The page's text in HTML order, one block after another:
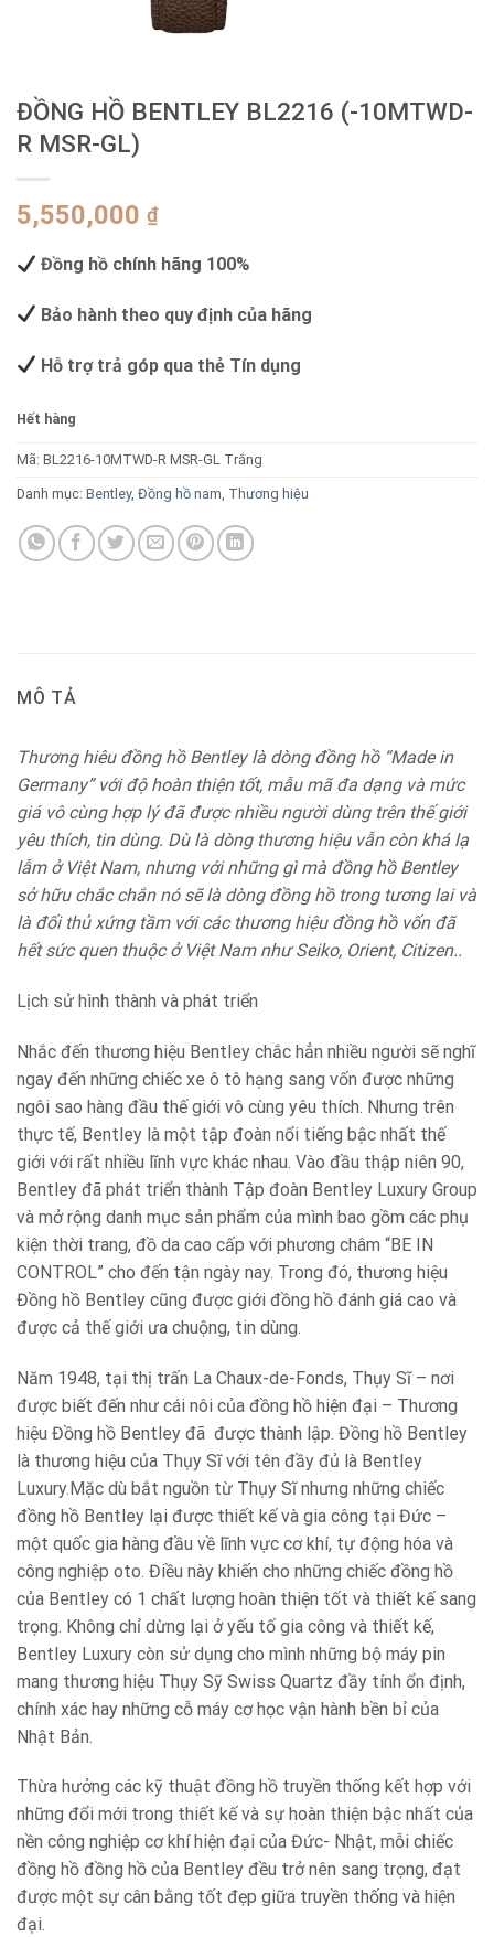
ĐỒNG HỒ BENTLEY BL2216 (-10MTWD-
R MSR-GL)
5,550,000 ₫
Đồng hồ chính hãng 100%
Bảo hành theo quy định của hãng
Hỗ trợ trả góp qua thẻ Tín dụng
Hết hàng
Mã: BL2216-10MTWD-R MSR-GL Trắng
Danh mục: Bentley, Đồng hồ nam, Thương hiệu
MÔ TẢ
Thương hiêu đồng hồ Bentley là dòng đồng hồ “Made in
Germany” với độ hoàn thiện tốt, mẫu mã đa dạng và mức
giá vô cùng hợp lý đã được nhiều người dùng trên thế giới
yêu thích, tin dùng. Dù là dòng thương hiệu vẫn còn khá lạ
lẫm ở Việt Nam, nhưng với những gì mà đồng hồ Bentley
sở hữu chắc chắn nó sẽ là dòng đồng hồ trong tương lai và
là đối thủ xứng tầm với các thương hiệu đồng hồ vốn đã
hết sức quen thuộc ở Việt Nam như Seiko, Orient, Citizen..
Lịch sử hình thành và phát triển
Nhắc đến thương hiệu Bentley chắc hẳn nhiều người sẽ nghĩ
ngay đến những chiếc xe ô tô hạng sang vốn được những
ngôi sao hàng đầu thế giới vô cùng yêu thích. Nhưng trên
thực tế, Bentley là một tập đoàn nổi tiếng bậc nhất thế
giới với rất nhiều lĩnh vực khác nhau. Vào đầu thập niên 90,
Bentley đã phát triển thành Tập đoàn Bentley Luxury Group
và mở rộng danh mục sản phẩm của mình bao gồm các phụ
kiện thời trang, đồ da cao cấp với phương châm “BE IN
CONTROL” cho đến tận ngày nay. Trong đó, thương hiệu
Đồng hồ Bentley cũng được giới đồng hồ đánh giá cao và
được cả thế giới ưa chuộng, tin dùng.
Năm 1948, tại thị trấn La Chaux-de-Fonds, Thụy Sĩ – nơi
được biết đến như cái nôi của đồng hồ hiện đại – Thương
hiệu Đồng hồ Bentley đã được thành lập. Đồng hồ Bentley
là thương hiệu của Thụy Sĩ với tên đầy đủ là Bentley
Luxury.Mặc dù bắt nguồn từ Thụy Sĩ nhưng những chiếc
đồng hồ Bentley lại được thiết kế và gia công tại Đức –
một quốc gia hàng đầu về lĩnh vực cơ khí, tự động hóa và
công nghiệp oto. Điều này khiến cho những chiếc đồng hồ
của Bentley có 1 chất lượng hoàn thiện tốt và thiết kế sang
trọng. Không chỉ dừng lại ở yếu tố gia công và thiết kế,
Bentley Luxury còn sử dụng cho mình những bộ máy pin
mang thương hiệu Thụy Sỹ Swiss Quartz đầy tính ổn định,
chính xác hay những cỗ máy cơ học vận hành bền bỉ của
Nhật Bản.
Thừa hưởng các kỹ thuật đồng hồ truyền thống kết hợp với
những đổi mới trong thiết kế và sự hoàn thiện bậc nhất của
nền công nghiệp cơ khí hiện đại của Đức- Nhật, mỗi chiếc
đồng hồ đồng hồ của Bentley đều trở nên sang trọng, đạt
được một sự cân bằng tốt đẹp giữa truyền thống và hiện
đại.